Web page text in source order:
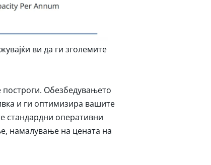
ви да ги зголемите
построги. Обезбедувањето
и ги оптимизира вашите
стандардни оперативни
намалување на цената на